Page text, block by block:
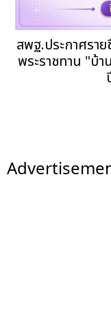
สพฐ.ประกาศรา
พระราชทาน "บ้